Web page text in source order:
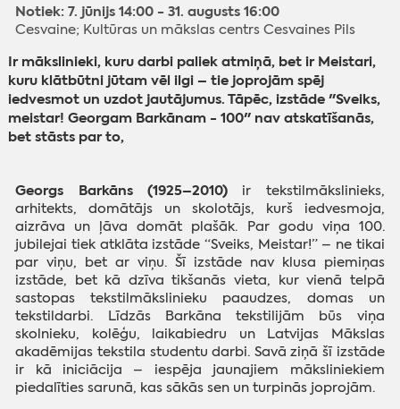
Notiek: 7. jūnijs 14:00 - 31. augusts 16:00
Cesvaine; Kultūras un mākslas centrs Cesvaines Pils
Ir mākslinieki, kuru darbi paliek atmiņā, bet ir Meistari,
kuru klātbūtni jūtam vēl ilgi – tie joprojām spēj
iedvesmot un uzdot jautājumus. Tāpēc, izstāde "Sveiks,
meistar! Georgam Barkānam - 100" nav atskatīšanās,
bet stāsts par to,
Georgs Barkāns (1925–2010) ir tekstilmākslinieks,
arhitekts, domātājs un skolotājs, kurš iedvesmoja,
aizrāva un ļāva domāt plašāk. Par godu viņa 100.
jubilejai tiek atklāta izstāde “Sveiks, Meistar!” – ne tikai
par viņu, bet ar viņu. Šī izstāde nav klusa piemiņas
izstāde, bet kā dzīva tikšanās vieta, kur vienā telpā
sastopas tekstilmākslinieku paaudzes, domas un
tekstildarbi. Līdzās Barkāna tekstilijām būs viņa
skolnieku, kolēģu, laikabiedru un Latvijas Mākslas
akadēmijas tekstila studentu darbi. Savā ziņā šī izstāde
ir kā iniciācija – iespēja jaunajiem māksliniekiem
piedalīties sarunā, kas sākās sen un turpinās joprojām.